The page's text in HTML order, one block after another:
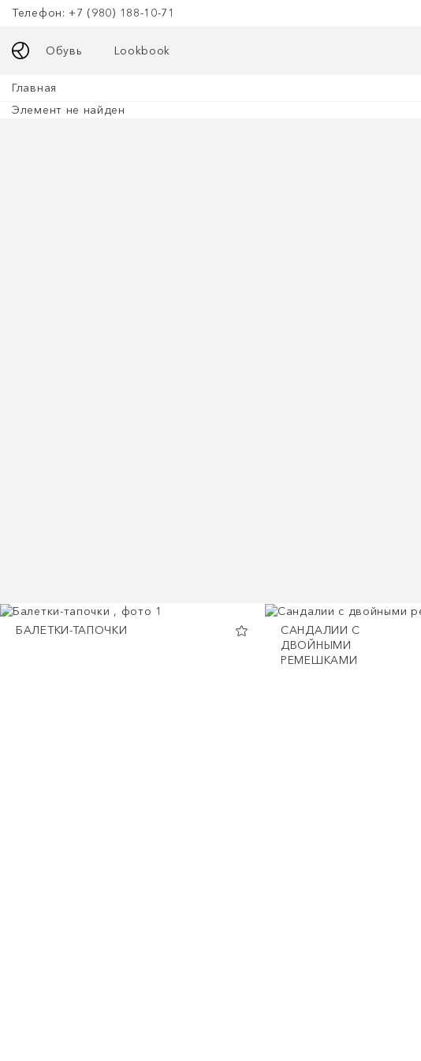
Телефон: +7 (980) 188-10-71
Обувь Lookbook
Главная
Элемент не найден
БАЛЕТКИ-ТАПОЧКИ
CАНДАЛИИ С
ДВОЙНЫМИ
РЕМЕШКАМИ